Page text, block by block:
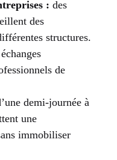
: des
des
structures.
de
demi-journée à
une
immobiliser